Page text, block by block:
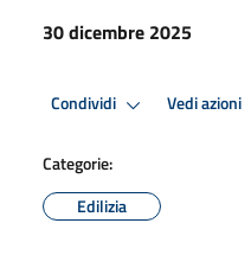
30 dicembre 2025
Condividi Vedi azioni
Categorie:
Edilizia